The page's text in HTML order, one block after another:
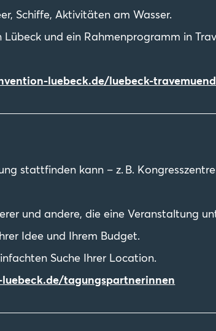
Schiffe, Aktivitäten am Wasser.
und ein Rahmenprogramm in
luebeck.de/luebeck-
stattfinden kann – z. B.
und andere, die eine Veranstaltung
Idee und Ihrem Budget.
Suche Ihrer Location.
tagungspartnerinnen